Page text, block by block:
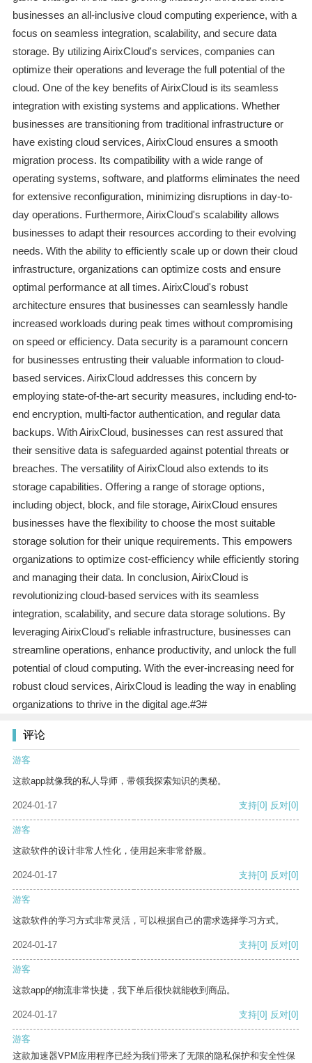
businesses an all-inclusive cloud computing experience, with a
focus on seamless integration, scalability, and secure data
storage. By utilizing AirixCloud's services, companies can
optimize their operations and leverage the full potential of the
cloud. One of the key benefits of AirixCloud is its seamless
integration with existing systems and applications. Whether
businesses are transitioning from traditional infrastructure or
have existing cloud services, AirixCloud ensures a smooth
migration process. Its compatibility with a wide range of
operating systems, software, and platforms eliminates the need
for extensive reconfiguration, minimizing disruptions in day-to-
day operations. Furthermore, AirixCloud's scalability allows
businesses to adapt their resources according to their evolving
needs. With the ability to efficiently scale up or down their cloud
infrastructure, organizations can optimize costs and ensure
optimal performance at all times. AirixCloud's robust
architecture ensures that businesses can seamlessly handle
increased workloads during peak times without compromising
on speed or efficiency. Data security is a paramount concern
for businesses entrusting their valuable information to cloud-
based services. AirixCloud addresses this concern by
employing state-of-the-art security measures, including end-to-
end encryption, multi-factor authentication, and regular data
backups. With AirixCloud, businesses can rest assured that
their sensitive data is safeguarded against potential threats or
breaches. The versatility of AirixCloud also extends to its
storage capabilities. Offering a range of storage options,
including object, block, and file storage, AirixCloud ensures
businesses have the flexibility to choose the most suitable
storage solution for their unique requirements. This empowers
organizations to optimize cost-efficiency while efficiently storing
and managing their data. In conclusion, AirixCloud is
revolutionizing cloud-based services with its seamless
integration, scalability, and secure data storage solutions. By
leveraging AirixCloud's reliable infrastructure, businesses can
streamline operations, enhance productivity, and unlock the full
potential of cloud computing. With the ever-increasing need for
robust cloud services, AirixCloud is leading the way in enabling
organizations to thrive in the digital age.#3#
评论
游客
这款app就像我的私人导师，带领我探索知识的奥秘。
2024-01-17 支持[0] 反对[0]
游客
这款软件的设计非常人性化，使用起来非常舒服。
2024-01-17 支持[0] 反对[0]
游客
这款软件的学习方式非常灵活，可以根据自己的需求选择学习方式。
2024-01-17 支持[0] 反对[0]
游客
这款app的物流非常快捷，我下单后很快就能收到商品。
2024-01-17 支持[0] 反对[0]
游客
这款加速器VPM应用程序已经为我们带来了无限的隐私保护和安全性保